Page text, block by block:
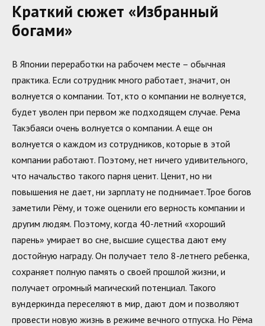
Краткий сюжет «Избранный
богами»
В Японии переработки на рабочем месте – обычная
практика. Если сотрудник много работает, значит, он
волнуется о компании. Тот, кто о компании не волнуется,
будет уволен при первом же подходящем случае. Рема
Такэбаяси очень волнуется о компании. А еще он
волнуется о каждом из сотрудников, которые в этой
компании работают. Поэтому, нет ничего удивительного,
что начальство такого парня ценит. Ценит, но ни
повышения не дает, ни зарплату не поднимает.Трое богов
заметили Рёму, и тоже оценили его верность компании и
другим людям. Поэтому, когда 40-летний «хороший
парень» умирает во сне, высшие существа дают ему
достойную награду. Он получает тело 8-летнего ребенка,
сохраняет полную память о своей прошлой жизни, и
получает огромный магический потенциал. Такого
вундеркинда переселяют в мир, дают дом и позволяют
провести новую жизнь в режиме вечного отпуска. Но Рёма